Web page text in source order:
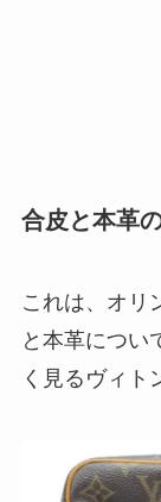
合皮と本革
これは、オリ
と本革につい
く見るヴィト